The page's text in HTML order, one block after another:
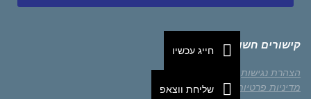
קישורים חשובים
הצהרת נגישות
מדיניות פרטיות
חייג עכשיו
שליחת ווצאפ